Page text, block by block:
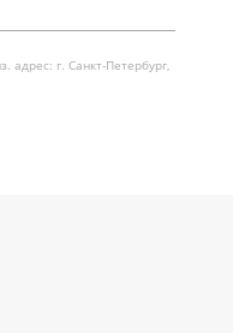
г. Санкт-Петербург,